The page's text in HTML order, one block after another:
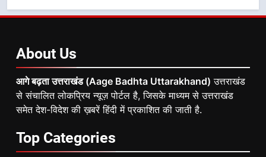
About Us
आगे बढ़ता उत्तराखंड (Aage Badhta Uttarakhand) उत्तराखंड
से संचालित लोकप्रिय न्यूज़ पोर्टल है, जिसके माध्यम से उत्तराखंड
समेत देश-विदेश की ख़बरें हिंदी में प्रकाशित की जाती है.
Top Categories